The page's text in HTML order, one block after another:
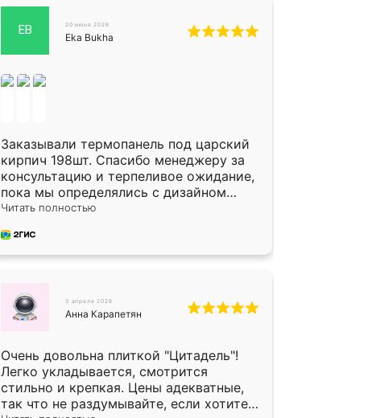
EB 20 июня 2026
Eka Bukha
Заказывали термопанель под царский
кирпич 198шт. Спасибо менеджеру за
консультацию и терпеливое ожидание,
пока мы определялись с дизайном
плитки. Исполнен заказ в срок, спасибо
предоплата наличкой 50%. Накануне с
водителем договорились о доставке в
Огромная благодарность водителю,
помог выгрузить. Получили коробку
сломается. Осталось дело за малым-
монтировать))) Подарили два больших
вазона трапеция из архитектурного
бетона-красота.
Читать полностью
3 апреля 2026
Анна Карапетян
Очень довольна плиткой "Цитадель"!
Легко укладывается, смотрится
стильно и крепкая. Цены адекватные,
так что не раздумывайте, если хотите